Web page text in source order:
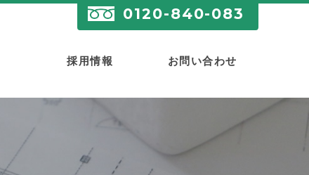
0120-840-083
採用情報 お問い合わせ